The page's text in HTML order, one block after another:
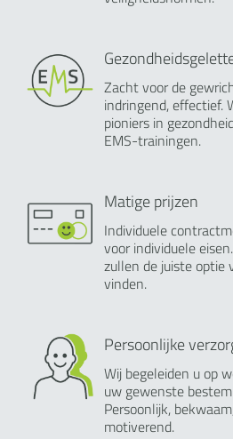
Zacht voor de
indringend, effectief.
pioniers in
EMS-trainingen.
Matige prijzen
Individuele
voor individuele
zullen de juiste optie
vinden.
Persoonlijke
Wij begeleiden u op
uw gewenste
Persoonlijk,
motiverend.